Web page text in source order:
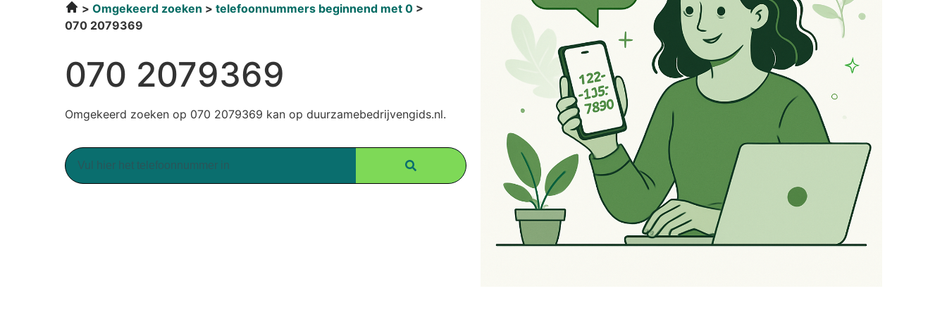
Omgekeerd zoeken
telefoonnummers beginnend met 0
070 2079369
070 2079369
Omgekeerd zoeken op 070 2079369 kan op duurzamebedrijvengids.nl.